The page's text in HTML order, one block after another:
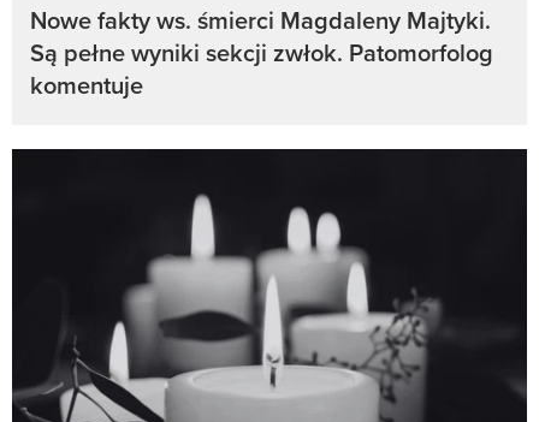
Nowe fakty ws. śmierci Magdaleny Majtyki.
Są pełne wyniki sekcji zwłok. Patomorfolog
komentuje